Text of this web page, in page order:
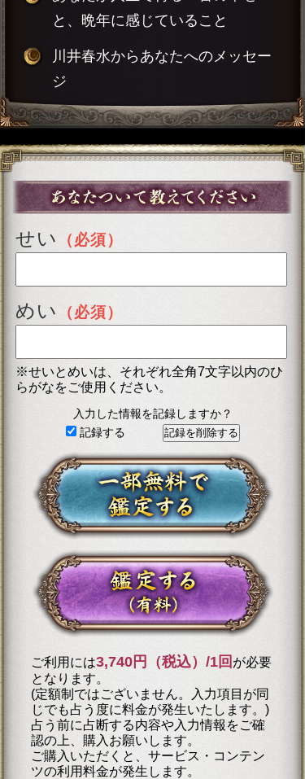
と、晩年に感じていること
川井春水からあなたへのメッセー
ジ
せい （必須）
めい （必須）
※せいとめいは、それぞれ全角7文字以内のひ
らがなをご使用ください。
入力した情報を記録しますか？
記録する
ご利用には3,740円（税込）/1回 が必要
となります。
(定額制ではございません。入力項目が同
じでも占う度に料金が発生いたします。)
占う前に占断する内容や入力情報をご確
認の上、購入お願いします。
ご購入いただくと、サービス・コンテン
ツの利用料金が発生します。